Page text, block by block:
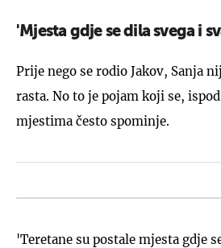
'Mjesta gdje se dila svega i
Prije nego se rodio Jakov, Sanja
rasta. No to je pojam koji se,
mjestima često spominje.
'Teretane su postale mjesta gdje